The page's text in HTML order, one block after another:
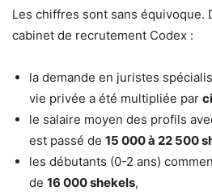
Les chiffres sont sans équivoque.
cabinet de recrutement Codex :
la demande en juristes
vie privée a été multipliée par
le salaire moyen des profils
est passé de 15 000 à 22 500
les débutants (0-2 ans)
de 16 000 shekels,